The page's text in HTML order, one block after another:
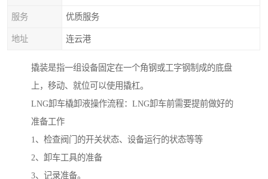
服务 优质服务
地址 连云港
撬装是指一组设备固定在一个角钢或工字钢制成的底盘
上，移动、就位可以使用撬杠。
LNG卸车橇卸液操作流程：LNG卸车前需要提前做好的
准备工作
1、检查阀门的开关状态、设备运行的状态等等
2、卸车工具的准备
3、记录准备。